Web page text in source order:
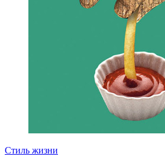
Стиль жизни